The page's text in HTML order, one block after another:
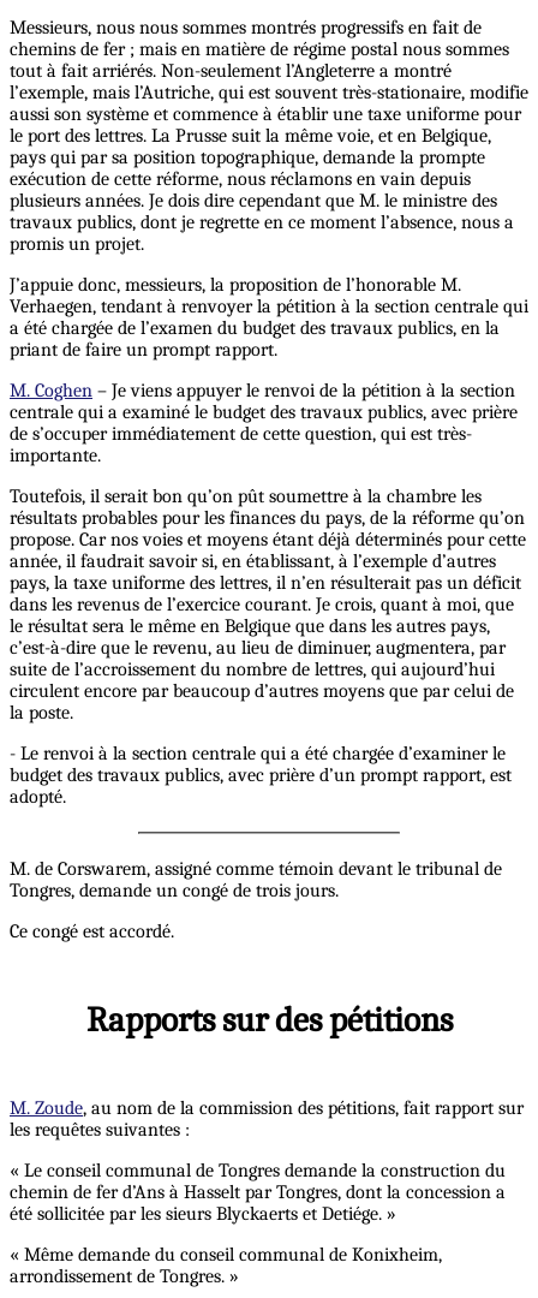
Messieurs, nous nous sommes montrés progressifs en fait de
chemins de fer ; mais en matière de régime postal nous sommes
tout à fait arriérés. Non-seulement l’Angleterre a montré
l’exemple, mais l’Autriche, qui est souvent très-stationaire, modifie
aussi son système et commence à établir une taxe uniforme pour
le port des lettres. La Prusse suit la même voie, et en Belgique,
pays qui par sa position topographique, demande la prompte
exécution de cette réforme, nous réclamons en vain depuis
plusieurs années. Je dois dire cependant que M. le ministre des
travaux publics, dont je regrette en ce moment l’absence, nous a
promis un projet.
J’appuie donc, messieurs, la proposition de l’honorable M.
Verhaegen, tendant à renvoyer la pétition à la section centrale qui
a été chargée de l’examen du budget des travaux publics, en la
priant de faire un prompt rapport.
M. Coghen – Je viens appuyer le renvoi de la pétition à la section
centrale qui a examiné le budget des travaux publics, avec prière
de s’occuper immédiatement de cette question, qui est très-
importante.
Toutefois, il serait bon qu’on pût soumettre à la chambre les
résultats probables pour les finances du pays, de la réforme qu’on
propose. Car nos voies et moyens étant déjà déterminés pour cette
année, il faudrait savoir si, en établissant, à l’exemple d’autres
pays, la taxe uniforme des lettres, il n’en résulterait pas un déficit
dans les revenus de l’exercice courant. Je crois, quant à moi, que
le résultat sera le même en Belgique que dans les autres pays,
c’est-à-dire que le revenu, au lieu de diminuer, augmentera, par
suite de l’accroissement du nombre de lettres, qui aujourd’hui
circulent encore par beaucoup d’autres moyens que par celui de
la poste.
- Le renvoi à la section centrale qui a été chargée d’examiner le
budget des travaux publics, avec prière d’un prompt rapport, est
adopté.
M. de Corswarem, assigné comme témoin devant le tribunal de
Tongres, demande un congé de trois jours.
Ce congé est accordé.
Rapports sur des pétitions
M. Zoude, au nom de la commission des pétitions, fait rapport sur
les requêtes suivantes :
« Le conseil communal de Tongres demande la construction du
chemin de fer d’Ans à Hasselt par Tongres, dont la concession a
été sollicitée par les sieurs Blyckaerts et Detiége. »
« Même demande du conseil communal de Konixheim,
arrondissement de Tongres. »